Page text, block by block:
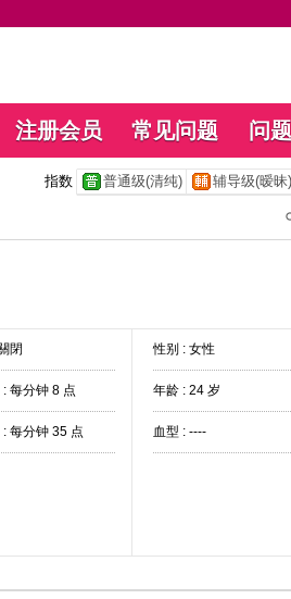
注册会员 常见问题 问
指数 普通级(清纯) 辅导级(暧昧)
閉
: 每分钟 8 点
: 每分钟 35 点
性别 : 女性
年龄 : 24 岁
血型 : ----